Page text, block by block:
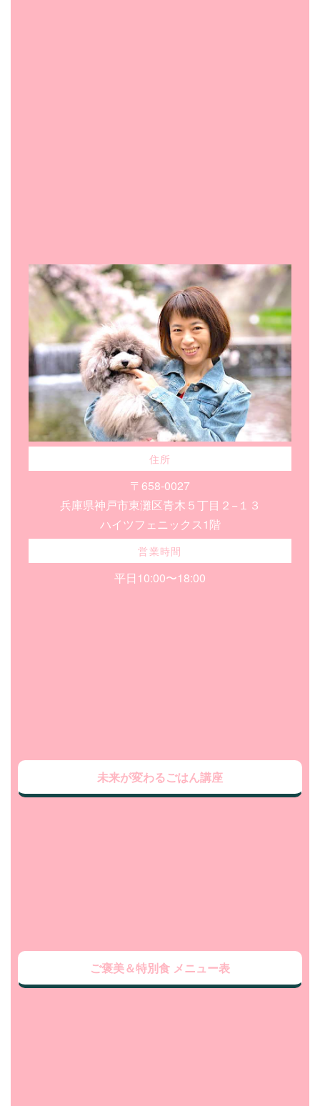
住所
〒658-0027
兵庫県神戸市東灘区青木５丁目２−１３
ハイツフェニックス1階
営業時間
平日10:00〜18:00
未来が変わるごはん講座
ご褒美＆特別食 メニュー表